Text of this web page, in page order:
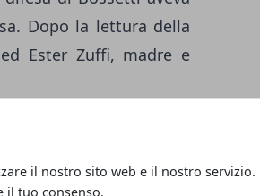
il nostro sito web e il nostro servizio.
il tuo consenso.
Dopo la lettura della
Ester Zuffi, madre e
della storia